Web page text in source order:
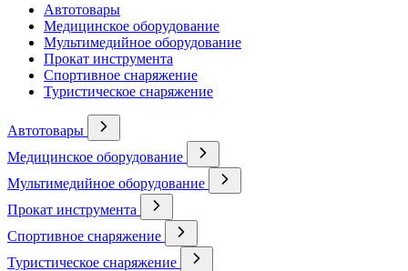
Автотовары
Медицинское оборудование
Мультимедийное оборудование
Прокат инструмента
Спортивное снаряжение
Туристическое снаряжение
Автотовары
Медицинское оборудование
Мультимедийное оборудование
Прокат инструмента
Спортивное снаряжение
Туристическое снаряжение